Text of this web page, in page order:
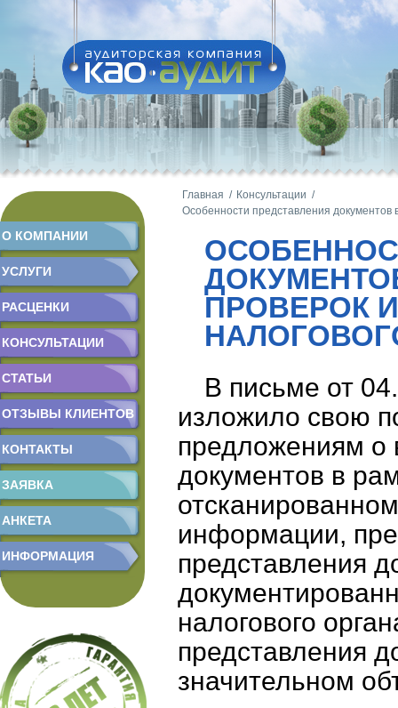
Главная / Консультации /
Особенности представления документов
ПРОВЕРОК
В письме от
изложило свою
предложениям о
документов в
информации,
представления
налогового
представления
значительном
О КОМПАНИИ
УСЛУГИ
РАСЦЕНКИ
КОНСУЛЬТАЦИИ
СТАТЬИ
ОТЗЫВЫ КЛИЕНТОВ
КОНТАКТЫ
ЗАЯВКА
АНКЕТА
ИНФОРМАЦИЯ